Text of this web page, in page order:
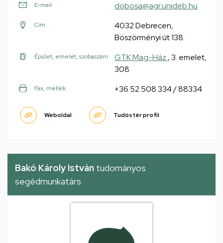
E-mail dobosa@agr.unideb.hu
Cím
4032 Debrecen,
Böszörményi út 138.
Épület, emelet, szobaszám GTK Mag-Ház , 3. emelet,
308
Fax, mellék +36 52 508 334 / 88334
Weboldal Tudóstér profil
Bakó Károly István tudományos
segédmunkatárs